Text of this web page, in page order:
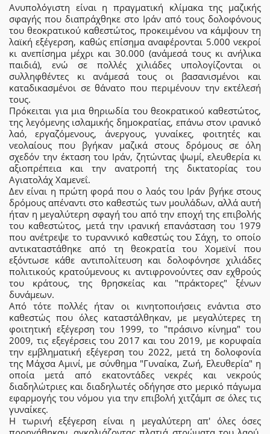
Ανυπολόγιστη είναι η πραγματική κλίμακα της μαζικής
σφαγής που διαπράχθηκε στο Ιράν από τους δολοφόνους
του θεοκρατικού καθεστώτος, προκειμένου να κάμψουν τη
λαϊκή εξέγερση, καθώς επίσημα αναφέρονται 5.000 νεκροί
κι ανεπίσημα μέχρι και 30.000 (ανάμεσά τους κι ανήλικα
παιδιά), ενώ σε πολλές χιλιάδες υπολογίζονται οι
συλληφθέντες κι ανάμεσά τους οι βασανισμένοι και
καταδικασμένοι σε θάνατο που περιμένουν την εκτέλεσή
τους.
Πρόκειται για μια θηριωδία του θεοκρατικού καθεστώτος,
της λεγόμενης ισλαμικής δημοκρατίας, επάνω στον ιρανικό
λαό, εργαζόμενους, άνεργους, γυναίκες, φοιτητές και
νεολαίους που βγήκαν μαζικά στους δρόμους σε όλη
σχεδόν την έκταση του Ιράν, ζητώντας ψωμί, ελευθερία κι
αξιοπρέπεια και την ανατροπή της δικτατορίας του
Αγιατολάχ Χαμενεΐ.
Δεν είναι η πρώτη φορά που ο λαός του Ιράν βγήκε στους
δρόμους απέναντι στο καθεστώς των μουλάδων, αλλά αυτή
ήταν η μεγαλύτερη σφαγή του από την εποχή της επιβολής
του καθεστώτος, μετά την ιρανική επανάσταση του 1979
που ανέτρεψε το τυραννικό καθεστώς του Σάχη, το οποίο
αντικαταστάθηκε από τη θεοκρατία του Χομεϊνί που
εξόντωσε κάθε αντιπολίτευση και δολοφόνησε χιλιάδες
πολιτικούς κρατούμενους κι αντιφρονούντες σαν εχθρούς
του κράτους, της θρησκείας και "πράκτορες" ξένων
δυνάμεων.
Από τότε πολλές ήταν οι κινητοποιήσεις ενάντια στο
καθεστώς που όλες καταστάλθηκαν, με μεγαλύτερες τη
φοιτητική εξέγερση του 1999, το "πράσινο κίνημα" του
2009, τις εξεγέρσεις του 2017 και του 2019, με κορυφαία
την εμβληματική εξέγερση του 2022, μετά τη δολοφονία
της Μάχσα Αμινί, με σύνθημα "Γυναίκα, Ζωή, Ελευθερία" η
οποία μετά από εκατοντάδες νεκρές και νεκρούς
διαδηλώτριες και διαδηλωτές οδήγησε στο μερικό πάγωμα
εφαρμογής του νόμου για την επιβολή χιτζάμπ σε όλες τις
γυναίκες.
Η τωρινή εξέγερση είναι η μεγαλύτερη απ' όλες όσες